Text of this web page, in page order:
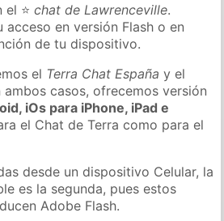
el ⭐chat de Lawrenceville.
acceso en versión Flash o en
de tu dispositivo.
el Terra Chat España y el
ambos casos, ofrecemos versión
iOs para iPhone, iPad e
el Chat de Terra como para el
desde un dispositivo Celular, la
es la segunda, pues estos
Adobe Flash.